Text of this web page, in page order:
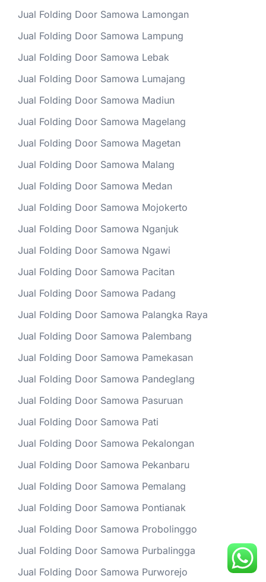
Jual Folding Door Samowa Lamongan
Jual Folding Door Samowa Lampung
Jual Folding Door Samowa Lebak
Jual Folding Door Samowa Lumajang
Jual Folding Door Samowa Madiun
Jual Folding Door Samowa Magelang
Jual Folding Door Samowa Magetan
Jual Folding Door Samowa Malang
Jual Folding Door Samowa Medan
Jual Folding Door Samowa Mojokerto
Jual Folding Door Samowa Nganjuk
Jual Folding Door Samowa Ngawi
Jual Folding Door Samowa Pacitan
Jual Folding Door Samowa Padang
Jual Folding Door Samowa Palangka Raya
Jual Folding Door Samowa Palembang
Jual Folding Door Samowa Pamekasan
Jual Folding Door Samowa Pandeglang
Jual Folding Door Samowa Pasuruan
Jual Folding Door Samowa Pati
Jual Folding Door Samowa Pekalongan
Jual Folding Door Samowa Pekanbaru
Jual Folding Door Samowa Pemalang
Jual Folding Door Samowa Pontianak
Jual Folding Door Samowa Probolinggo
Jual Folding Door Samowa Purbalingga
Jual Folding Door Samowa Purworejo